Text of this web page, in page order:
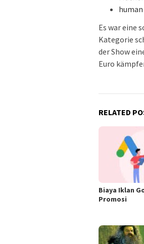
Es war eine
Kategorie
der Show
Euro
RELATED
Biaya Iklan
Promosi